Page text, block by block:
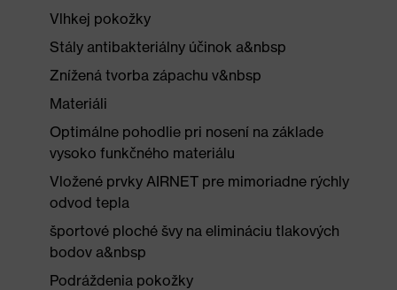
Vlhkej pokožky
Stály antibakteriálny účinok a&nbsp
Znížená tvorba zápachu v&nbsp
Materiáli
Optimálne pohodlie pri nosení na základe
vysoko funkčného materiálu
Vložené prvky AIRNET pre mimoriadne rýchly
odvod tepla
športové ploché švy na elimináciu tlakových
bodov a&nbsp
Podráždenia pokožky